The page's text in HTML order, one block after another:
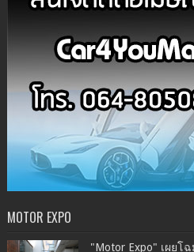
MOTOR EXPO
"Motor Expo" เผยโ